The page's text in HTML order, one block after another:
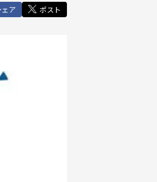
ェア ポスト